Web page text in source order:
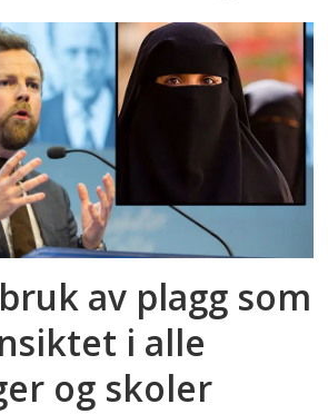
av plagg som
i alle
og skoler